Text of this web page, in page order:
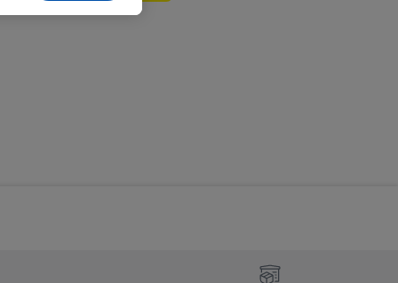
Speichern von
auszuspielen.
E-Mail-